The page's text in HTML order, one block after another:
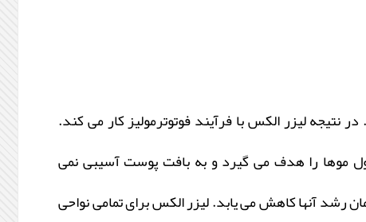
نتیجه لیزر الکس با فرآیند فوتوترمولیز کار می‏ کند.
موها را هدف می‏ گیرد و به بافت پوست آسیبی نمی
رشد آن‏ها کاهش می ‏یابد. لیزر الکس برای تمامی نواحی